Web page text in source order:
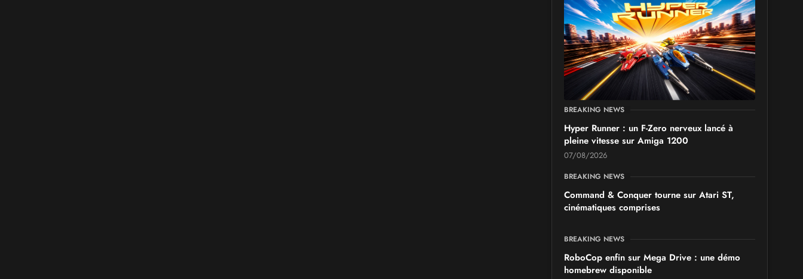
BREAKING NEWS
Hyper Runner : un F-Zero nerveux lancé à
pleine vitesse sur Amiga 1200
07/08/2026
BREAKING NEWS
Command & Conquer tourne sur Atari ST,
cinématiques comprises
BREAKING NEWS
RoboCop enfin sur Mega Drive : une démo
homebrew disponible